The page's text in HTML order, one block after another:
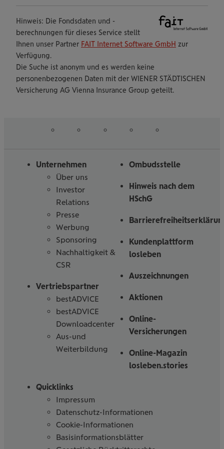
Hinweis: Die Fondsdaten und -
berechnungen für dieses Service stellt
Ihnen unser Partner FAIT Internet Software GmbH zur
Verfügung.
Die Suche ist anonym und es werden keine
personenbezogenen Daten mit der WIENER STÄDTISCHEN
Versicherung AG Vienna Insurance Group geteilt.
Unternehmen
Über uns
Investor
Relations
Presse
Werbung
Sponsoring
Nachhaltigkeit &
CSR
Vertriebspartner
bestADVICE
bestADVICE
Downloadcenter
Aus-und
Weiterbildung
Ombudsstelle
Hinweis nach dem
HSchG
Kundenplattform
losleben
Auszeichnungen
Aktionen
Online-
Versicherungen
Online-Magazin
losleben.stories
Quicklinks
Impressum
Datenschutz-Informationen
Cookie-Informationen
Basisinformationsblätter
uns